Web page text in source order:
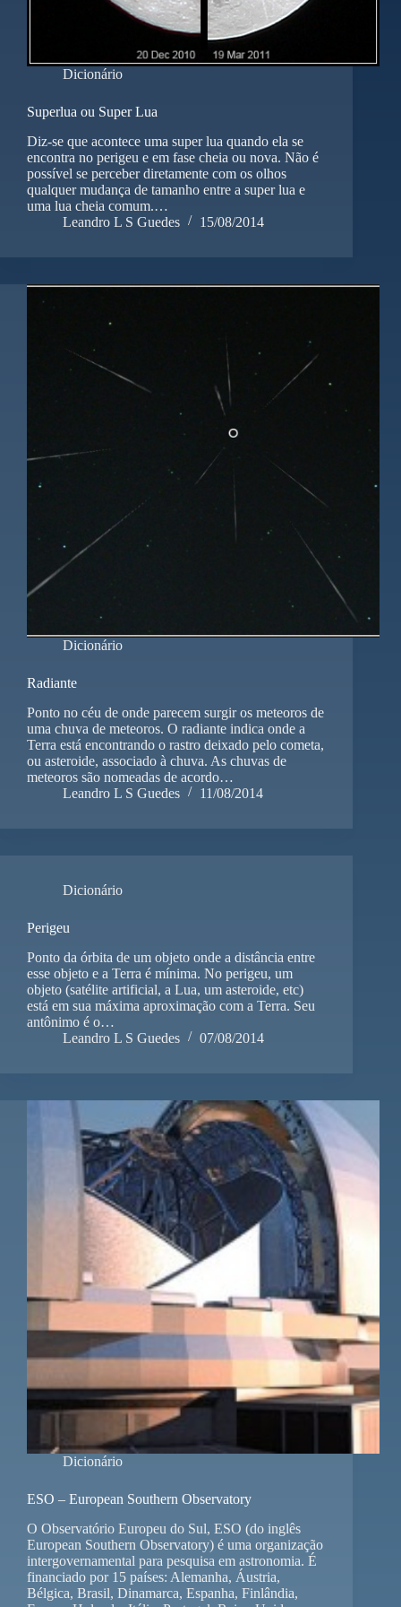
Dicionário
Superlua ou Super Lua
Diz-se que acontece uma super lua quando ela se
encontra no perigeu e em fase cheia ou nova. Não é
possível se perceber diretamente com os olhos
qualquer mudança de tamanho entre a super lua e
uma lua cheia comum.…
Leandro L S Guedes
15/08/2014
Dicionário
Radiante
Ponto no céu de onde parecem surgir os meteoros de
uma chuva de meteoros. O radiante indica onde a
Terra está encontrando o rastro deixado pelo cometa,
ou asteroide, associado à chuva. As chuvas de
meteoros são nomeadas de acordo…
Leandro L S Guedes
11/08/2014
Dicionário
Perigeu
Ponto da órbita de um objeto onde a distância entre
esse objeto e a Terra é mínima. No perigeu, um
objeto (satélite artificial, a Lua, um asteroide, etc)
está em sua máxima aproximação com a Terra. Seu
antônimo é o…
Leandro L S Guedes
07/08/2014
Dicionário
ESO – European Southern Observatory
O Observatório Europeu do Sul, ESO (do inglês
European Southern Observatory) é uma organização
intergovernamental para pesquisa em astronomia. É
financiado por 15 países: Alemanha, Áustria,
Bélgica, Brasil, Dinamarca, Espanha, Finlândia,